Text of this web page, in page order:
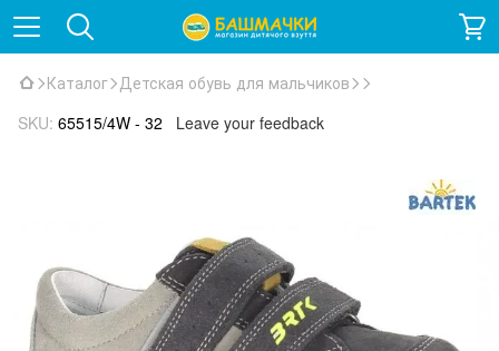
Каталог Детская обувь для мальчиков
SKU: 65515/4W - 32 Leave your feedback